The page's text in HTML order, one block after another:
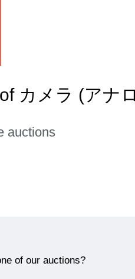
カメラ (アナ
auctions
of our auctions?